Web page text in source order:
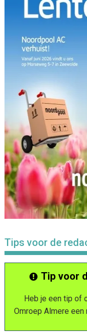
Tips voor de
Tip voor
Heb je een tip of
Omroep Almere een